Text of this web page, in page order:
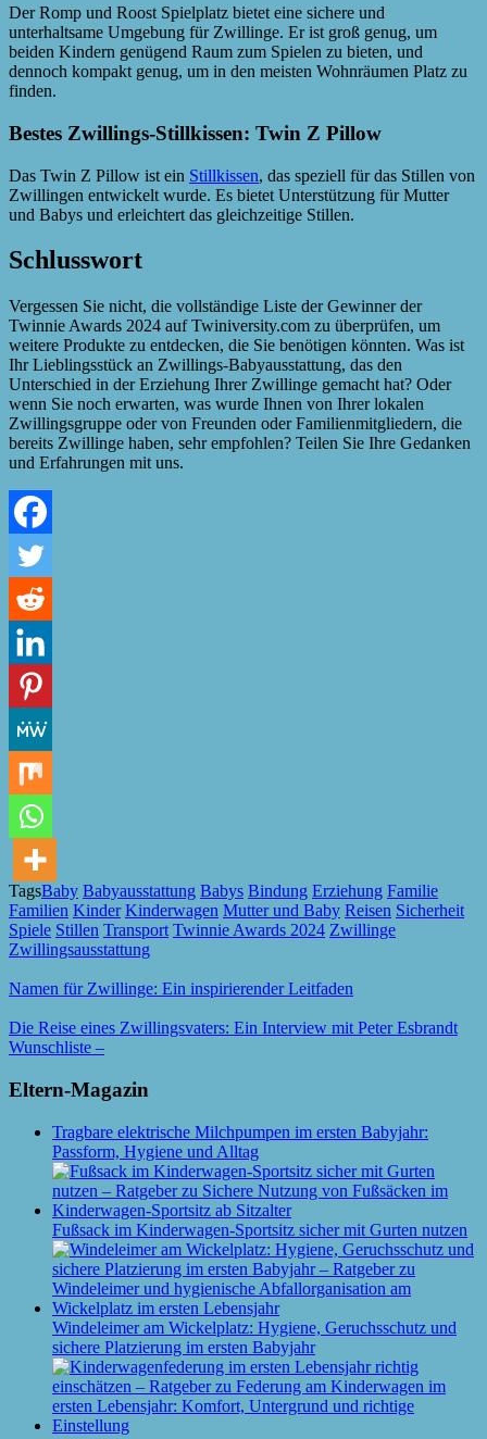
Der Romp und Roost Spielplatz bietet eine sichere und
unterhaltsame Umgebung für Zwillinge. Er ist groß genug, um
beiden Kindern genügend Raum zum Spielen zu bieten, und
dennoch kompakt genug, um in den meisten Wohnräumen Platz zu
finden.
Bestes Zwillings-Stillkissen: Twin Z Pillow
Das Twin Z Pillow ist ein Stillkissen, das speziell für das Stillen von
Zwillingen entwickelt wurde. Es bietet Unterstützung für Mutter
und Babys und erleichtert das gleichzeitige Stillen.
Schlusswort
Vergessen Sie nicht, die vollständige Liste der Gewinner der
Twinnie Awards 2024 auf Twiniversity.com zu überprüfen, um
weitere Produkte zu entdecken, die Sie benötigen könnten. Was ist
Ihr Lieblingsstück an Zwillings-Babyausstattung, das den
Unterschied in der Erziehung Ihrer Zwillinge gemacht hat? Oder
wenn Sie noch erwarten, was wurde Ihnen von Ihrer lokalen
Zwillingsgruppe oder von Freunden oder Familienmitgliedern, die
bereits Zwillinge haben, sehr empfohlen? Teilen Sie Ihre Gedanken
und Erfahrungen mit uns.
TagsBaby Babyausstattung Babys Bindung Erziehung Familie
Familien Kinder Kinderwagen Mutter und Baby Reisen Sicherheit
Spiele Stillen Transport Twinnie Awards 2024 Zwillinge
Zwillingsausstattung
Namen für Zwillinge: Ein inspirierender Leitfaden
Die Reise eines Zwillingsvaters: Ein Interview mit Peter Esbrandt
Wunschliste –
Eltern-Magazin
Tragbare elektrische Milchpumpen im ersten Babyjahr:
Passform, Hygiene und Alltag
Fußsack im Kinderwagen-Sportsitz sicher mit Gurten nutzen
Windeleimer am Wickelplatz: Hygiene, Geruchsschutz und
sichere Platzierung im ersten Babyjahr